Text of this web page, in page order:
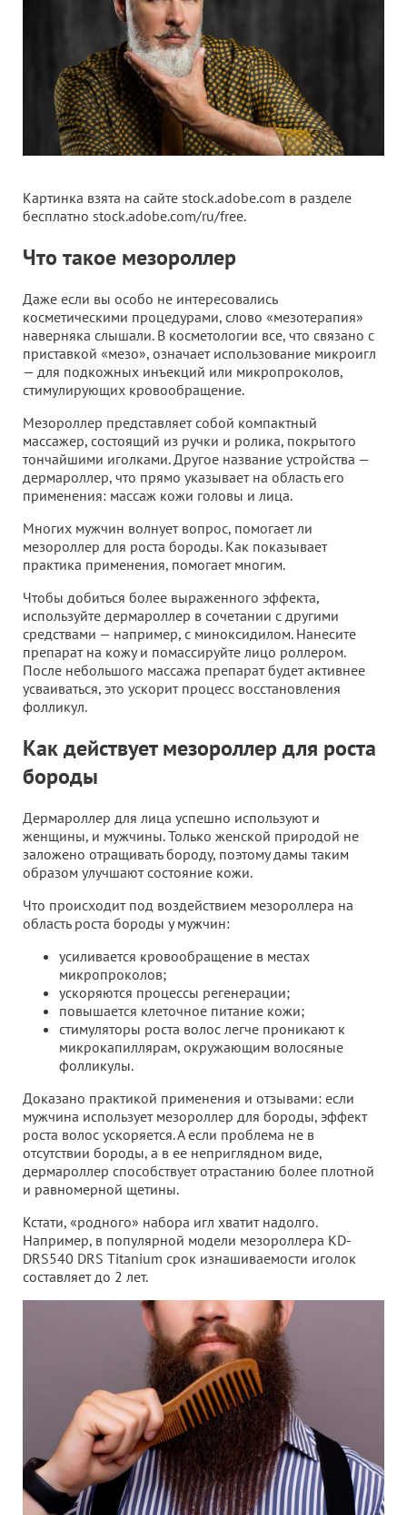
Картинка взята на сайте stock.adobe.com в разделе
бесплатно stock.adobe.com/ru/free.
Что такое мезороллер
Даже если вы особо не интересовались
косметическими процедурами, слово «мезотерапия»
наверняка слышали. В косметологии все, что связано с
приставкой «мезо», означает использование микроигл
— для подкожных инъекций или микропроколов,
стимулирующих кровообращение.
Мезороллер представляет собой компактный
массажер, состоящий из ручки и ролика, покрытого
тончайшими иголками. Другое название устройства —
дермароллер, что прямо указывает на область его
применения: массаж кожи головы и лица.
Многих мужчин волнует вопрос, помогает ли
мезороллер для роста бороды. Как показывает
практика применения, помогает многим.
Чтобы добиться более выраженного эффекта,
используйте дермароллер в сочетании с другими
средствами — например, с миноксидилом. Нанесите
препарат на кожу и помассируйте лицо роллером.
После небольшого массажа препарат будет активнее
усваиваться, это ускорит процесс восстановления
фолликул.
Как действует мезороллер для роста
бороды
Дермароллер для лица успешно используют и
женщины, и мужчины. Только женской природой не
заложено отращивать бороду, поэтому дамы таким
образом улучшают состояние кожи.
Что происходит под воздействием мезороллера на
область роста бороды у мужчин:
усиливается кровообращение в местах
микропроколов;
ускоряются процессы регенерации;
повышается клеточное питание кожи;
стимуляторы роста волос легче проникают к
микрокапиллярам, окружающим волосяные
фолликулы.
Доказано практикой применения и отзывами: если
мужчина использует мезороллер для бороды, эффект
роста волос ускоряется. А если проблема не в
отсутствии бороды, а в ее неприглядном виде,
дермароллер способствует отрастанию более плотной
и равномерной щетины.
Кстати, «родного» набора игл хватит надолго.
Например, в популярной модели мезороллера KD-
DRS540 DRS Titanium срок изнашиваемости иголок
составляет до 2 лет.